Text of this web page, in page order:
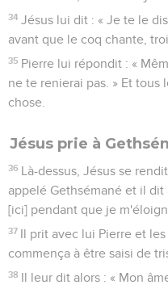
34 Jésus lui dit : « Je te le
avant que le coq chante,
35 Pierre lui répondit : «
ne te renierai pas. » Et tous
chose.
Jésus prie à
36 Là-dessus, Jésus se
appelé Gethsémané et il dit
[ici] pendant que je
37 Il prit avec lui Pierre et
commença à être saisi de
38 Il leur dit alors : « Mon